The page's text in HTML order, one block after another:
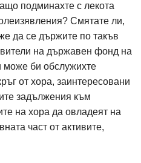
подминахте с лекота
Смятате ли,
да се държите по такъв
на държавен фонд на
би обслужихте
от хора, заинтересовани
задължения към
на хора да овладеят на
част от активите,